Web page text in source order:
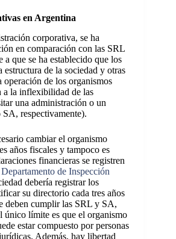
en Argentina
corporativa, se ha
en comparación con las SRL
a que se ha establecido que los
estructura de la sociedad y otras
operación de los organismos
a la inflexibilidad de las
una administración o un
respectivamente).
cambiar el organismo
años fiscales y tampoco es
financieras se registren
Departamento de Inspección
debería registrar los
su directorio cada tres años
deben cumplir las SRL y SA,
único límite es que el organismo
estar compuesto por personas
Además, hay libertad